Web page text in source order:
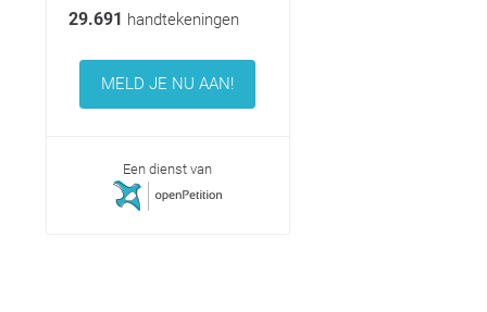
29.691 handtekeningen
MELD JE NU AAN!
Een dienst van